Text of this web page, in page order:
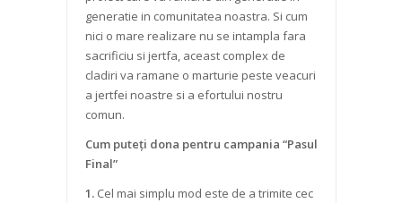
generatie in comunitatea noastra. Si cum
nici o mare realizare nu se intampla fara
sacrificiu si jertfa, aceast complex de
cladiri va ramane o marturie peste veacuri
a jertfei noastre si a efortului nostru
comun.
Cum puteți dona pentru campania “Pasul
Final”
1.Cel mai simplu mod este de a trimite cec